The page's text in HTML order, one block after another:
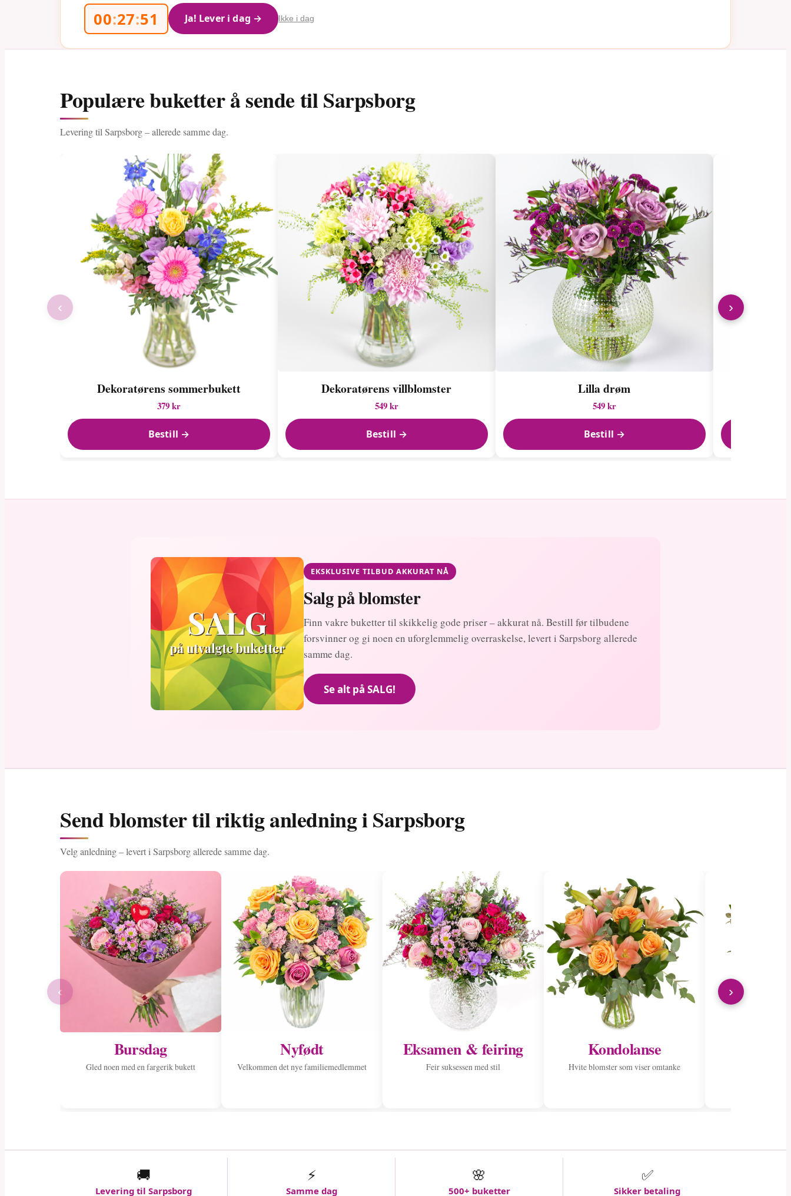
00:27:50 Ja! Lever i dag → Ikke i dag
Populære buketter å sende til Sarpsborg
Levering til Sarpsborg – allerede samme dag.
Dekoratørens sommerbukett
379 kr
Bestill →
Dekoratørens villblomster
549 kr
Bestill →
Lilla drøm
549 kr
Bestill →
‹ ›
EKSKLUSIVE TILBUD AKKURAT NÅ
Salg på blomster
Finn vakre buketter til skikkelig gode priser – akkurat nå. Bestill før tilbudene
forsvinner og gi noen en uforglemmelig overraskelse, levert i Sarpsborg allerede
samme dag.
Se alt på SALG!
Send blomster til riktig anledning i Sarpsborg
Velg anledning – levert i Sarpsborg allerede samme dag.
Bursdag
Gled noen med en fargerik bukett
Nyfødt
Velkommen det nye familiemedlemmet
Eksamen & feiring
Feir suksessen med stil
Kondolanse
Hvite blomster som viser omtanke
‹ ›
🚚
Levering til Sarpsborg
⚡
Samme dag
🌸
500+ buketter
✅
Sikker betaling